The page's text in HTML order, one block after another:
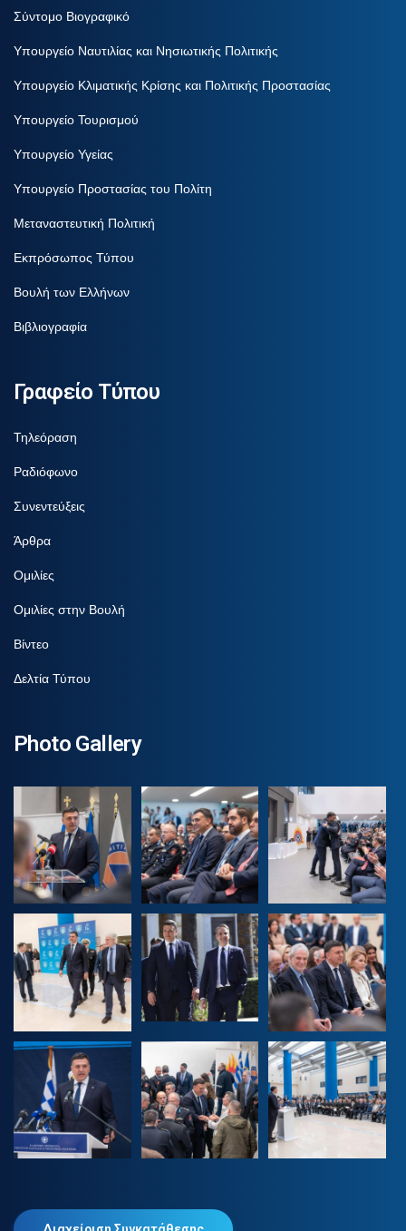
Σύντομο Βιογραφικό
Υπουργείο Ναυτιλίας και Νησιωτικής Πολιτικής
Υπουργείο Κλιματικής Κρίσης και Πολιτικής Προστασίας
Υπουργείο Τουρισμού
Υπουργείο Υγείας
Υπουργείο Προστασίας του Πολίτη
Μεταναστευτική Πολιτική
Εκπρόσωπος Τύπου
Βουλή των Ελλήνων
Βιβλιογραφία
Γραφείο Τύπου
Τηλεόραση
Ραδιόφωνο
Συνεντεύξεις
Άρθρα
Ομιλίες
Ομιλίες στην Βουλή
Βίντεο
Δελτία Τύπου
Photo Gallery